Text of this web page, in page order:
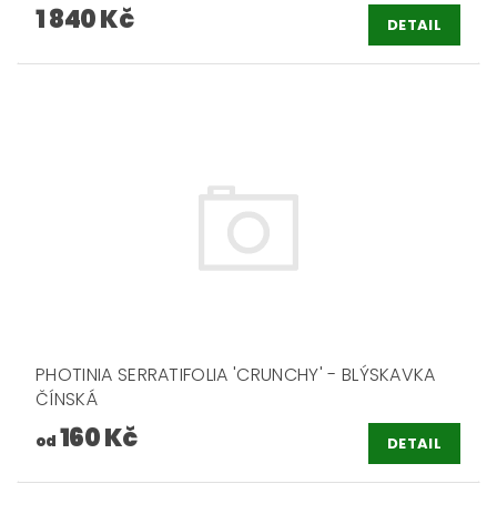
1 840 Kč DETAIL
PHOTINIA SERRATIFOLIA 'CRUNCHY' - BLÝSKAVKA
ČÍNSKÁ
od 160 Kč DETAIL